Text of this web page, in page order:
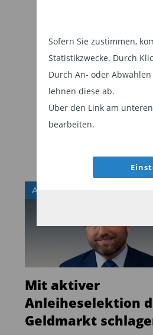
Sofern Sie zustimmen,
Statistikzwecke. Durch
Durch An- oder
lehnen diese ab.
Über den Link am
bearbeiten.
Wie schnitten Aktien
„Bei den Renten ist das
Bonds zulegen. Im
„Allerdings waren die
bei den Anleihen sehr
ANLEIHEFONDS
Mit aktiver
Anleiheselektion
Geldmarkt